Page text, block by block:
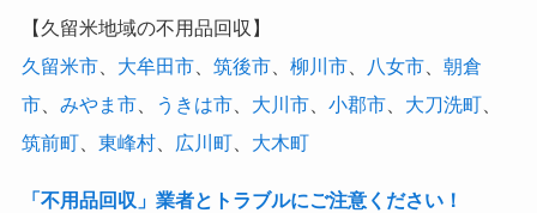
【久留米地域の不用品回収】
久留米市、 大牟田市、 筑後市、 柳川市、 八女市、 朝倉
市、 みやま市、 うきは市、 大川市、 小郡市、 大刀洗町、
筑前町、 東峰村、 広川町、 大木町
「不用品回収」業者とトラブルにご注意ください！